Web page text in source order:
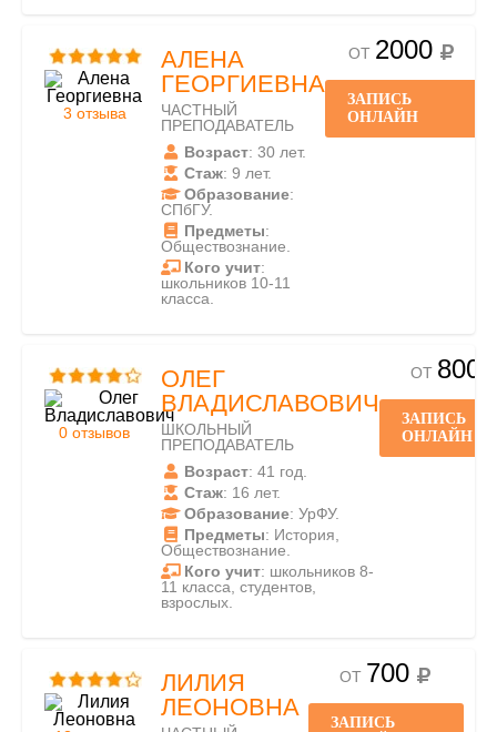
3 отзыва
АЛЕНА
ГЕОРГИЕВНА
ЧАСТНЫЙ
ПРЕПОДАВАТЕЛЬ
Возраст: 30 лет.
Стаж: 9 лет.
Образование:
СПбГУ.
Предметы:
Обществознание.
Кого учит:
школьников 10-11
класса.
ОТ 2000
ЗАПИСЬ
ОНЛАЙН
0 отзывов
ОЛЕГ
ВЛАДИСЛАВОВИЧ
ШКОЛЬНЫЙ
ПРЕПОДАВАТЕЛЬ
Возраст: 41 год.
Стаж: 16 лет.
Образование: УрФУ.
Предметы: История,
Обществознание.
Кого учит: школьников 8-
11 класса, студентов,
взрослых.
ОТ 800
ЗАПИСЬ
ОНЛАЙН
ЛИЛИЯ
ЛЕОНОВНА
ОТ 700
ЗАПИСЬ